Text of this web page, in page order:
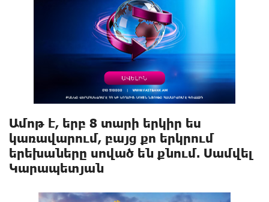
Ամոթ է, երբ 8 տարի երկիր ես
կառավարում, բայց քո երկրում
երեխաները սոված են քնում. Սամվել
Կարապետյան